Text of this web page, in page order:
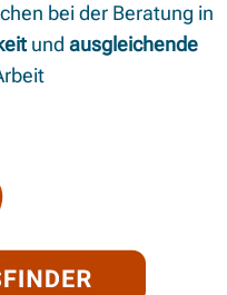
bei der Beratung in
und ausgleichende